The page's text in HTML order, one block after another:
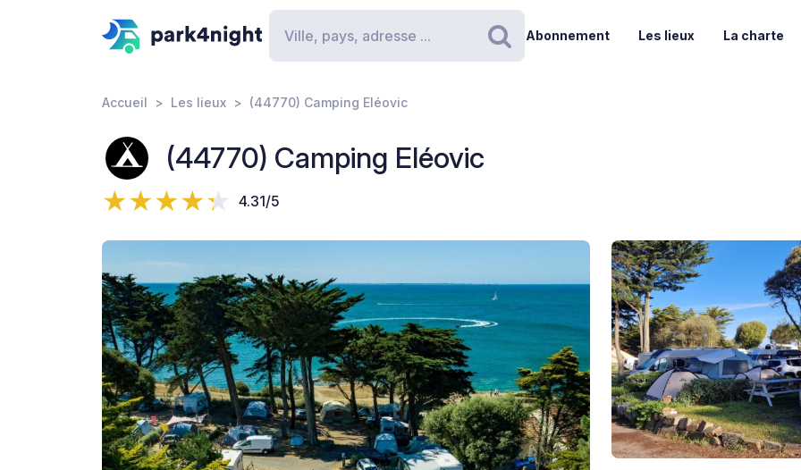
Rechercher
Abonnement Les lieux La charte
Accueil Les lieux (44770) Camping Eléovic
(44770) Camping Eléovic
4.31/5